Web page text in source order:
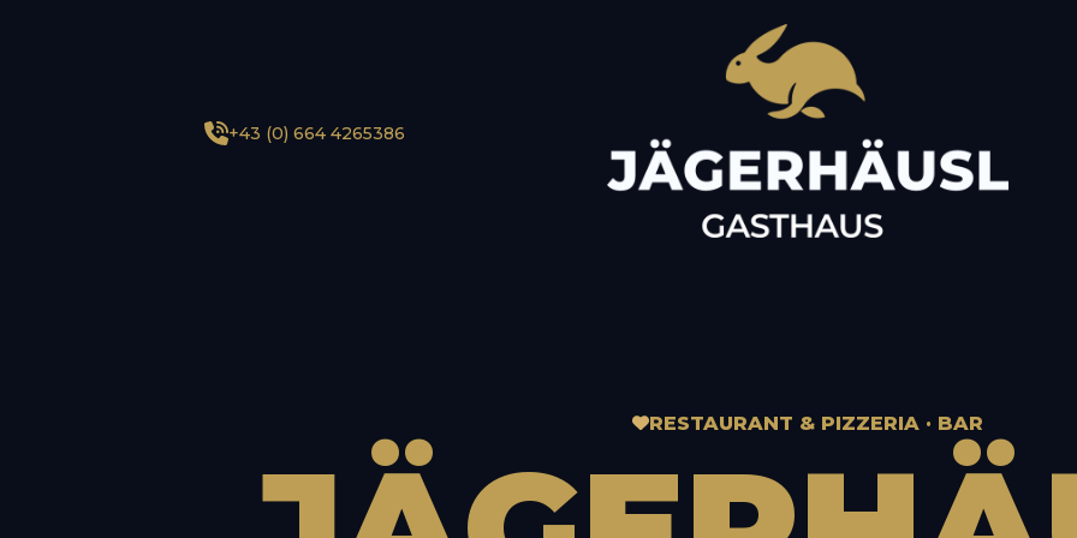
+43 (0) 664 4265386
RESTAURANT & PIZZERIA · BAR